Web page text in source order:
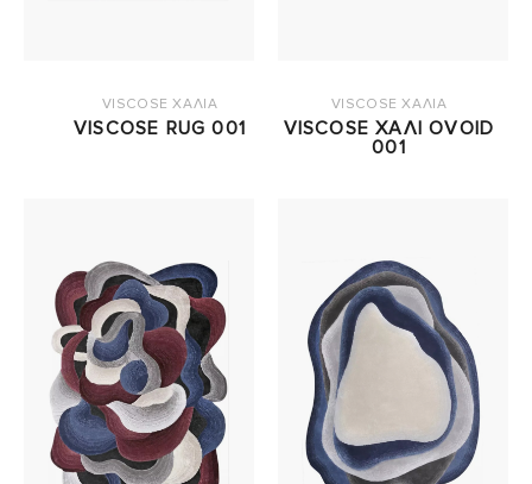
VISCOSE ΧΑΛΙΑ
VISCOSE RUG 001
VISCOSE ΧΑΛΙΑ
VISCOSE ΧΑΛΙ OVOID
001